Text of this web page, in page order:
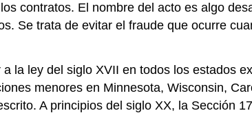
contratos. El nombre del acto es algo
Se trata de evitar el fraude que ocurre
la ley del siglo XVII en todos los estados
menores en Minnesota, Wisconsin,
A principios del siglo XX, la Sección